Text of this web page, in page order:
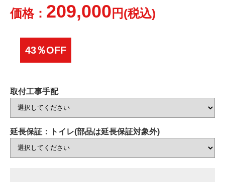
価格： 209,000 円(税込)
43％OFF
取付工事手配
延長保証：トイレ(部品は延長保証対象外)